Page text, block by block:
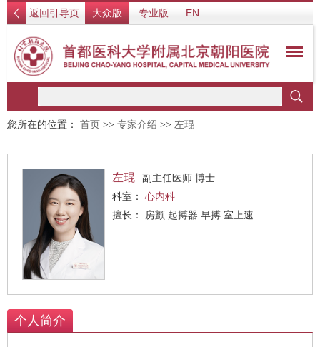
返回引导页 大众版 专业版 EN
您所在的位置： 首页 >> 专家介绍 >> 左琨
左琨
副主任医师 博士
科室： 心内科
擅长： 房颤 起搏器 早搏 室上速
个人简介